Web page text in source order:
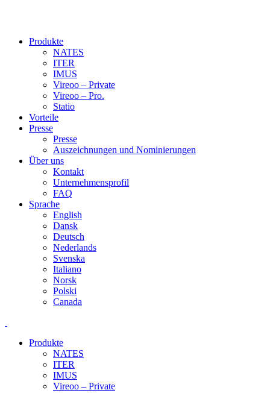
Produkte
NATES
ITER
IMUS
Vireoo – Private
Vireoo – Pro.
Statio
Vorteile
Presse
Presse
Auszeichnungen und Nominierungen
Über uns
Kontakt
Unternehmensprofil
FAQ
Sprache
English
Dansk
Deutsch
Nederlands
Svenska
Italiano
Norsk
Polski
Canada
Produkte
NATES
ITER
IMUS
Vireoo – Private